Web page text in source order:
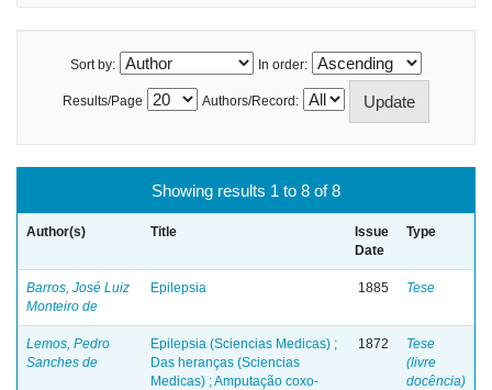
Sort by: In order:
Results/Page Authors/Record:
Showing results 1 to 8 of 8
Author(s) Title
Issue
Date
Type
Barros, José Luiz
Monteiro de
Epilepsia 1885 Tese
Lemos, Pedro
Sanches de
Epilepsia (Sciencias Medicas) ;
Das heranças (Sciencias
Medicas) ; Amputação coxo-
1872
Tese
(livre
docência)